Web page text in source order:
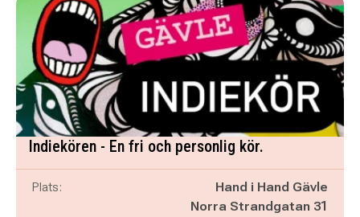
Indiekören - En fri och personlig kör.
Plats:
Hand i Hand Gävle
Norra Strandgatan 31